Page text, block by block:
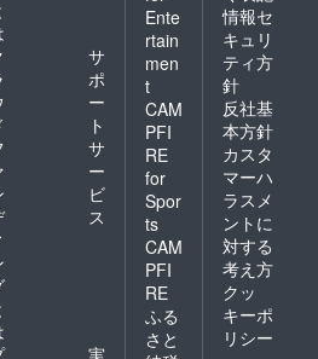
サ
ポ
ー
ト
サ
ー
ビ
ス
実
Ente
rtain
men
t
CAM
PFI
RE
for
Spor
ts
CAM
PFI
RE
ふる
さと
情報セ
キュリ
ティ方
針
反社基
本方針
カスタ
マーハ
ラスメ
ントに
対する
考え方
クッ
キーポ
リシー